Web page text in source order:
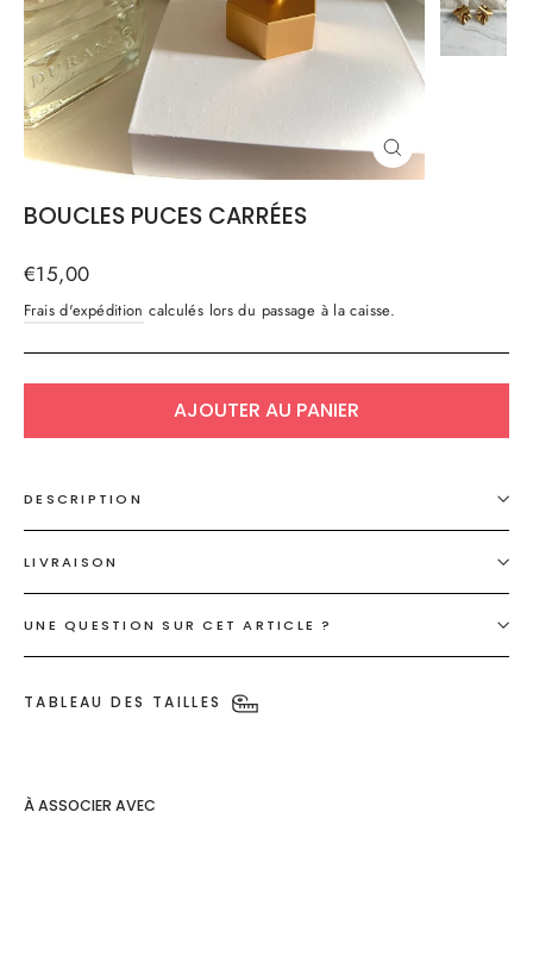
FERMER
(ESC)
BOUCLES PUCES CARRÉES
Prix
régulier
€15,00
Frais d'expédition calculés lors du passage à la caisse.
AJOUTER AU PANIER
DESCRIPTION
LIVRAISON
UNE QUESTION SUR CET ARTICLE ?
TABLEAU DES TAILLES
À ASSOCIER AVEC